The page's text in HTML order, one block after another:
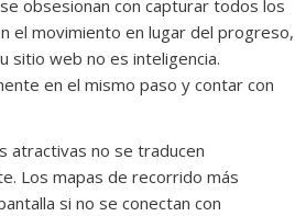
obsesionan con capturar todos los
el movimiento en lugar del progreso,
sitio web no es inteligencia.
en el mismo paso y contar con
atractivas no se traducen
Los mapas de recorrido más
si no se conectan con